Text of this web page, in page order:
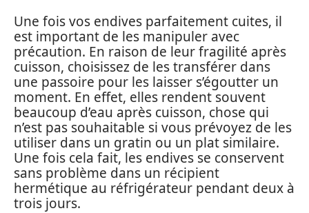
Une fois vos endives parfaitement cuites, il
est important de les manipuler avec
précaution. En raison de leur fragilité après
cuisson, choisissez de les transférer dans
une passoire pour les laisser s’égoutter un
moment. En effet, elles rendent souvent
beaucoup d’eau après cuisson, chose qui
n’est pas souhaitable si vous prévoyez de les
utiliser dans un gratin ou un plat similaire.
Une fois cela fait, les endives se conservent
sans problème dans un récipient
hermétique au réfrigérateur pendant deux à
trois jours.